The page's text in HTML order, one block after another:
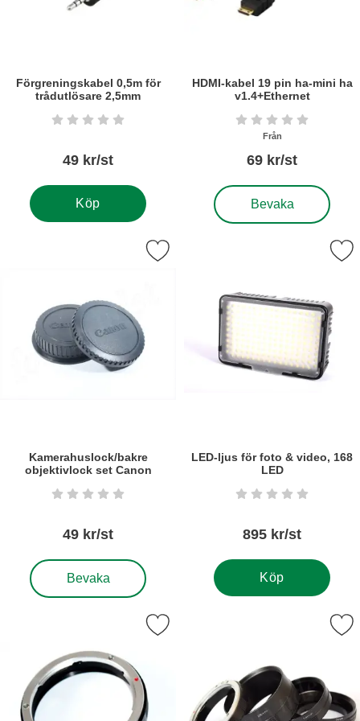
Förgreningskabel 0,5m för
trådutlösare 2,5mm
Art. nr5644 Betyg: 0 stjärnor av 5
49 kr/st
Köp
HDMI-kabel 19 pin ha-mini ha
v1.4+Ethernet
Art. nr5614 Betyg: 0 stjärnor
Från
69 kr/st
Bevaka
, HDMI-kabel 19 pin ha-
Kamerahuslock/bakre
objektivlock set Canon
Art. nr5671 Betyg: 0 stjärnor av 5
49 kr/st
Bevaka
, Kamerahuslock/bakre objektivlock set Canon
kamerahuslock/bakre objektivlock set Canon som favorit
LED-ljus för foto & video, 168
LED
Art. nr6269 Betyg: 0 stjärnor
895 kr/st
Köp
Markera lED-ljus för foto &
Markera macroring för Canon EF/EF-S som favorit
Markera macroset/mellanringar f